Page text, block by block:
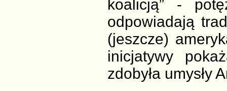
koalicją” -
odpowiadają
(jeszcze)
inicjatywy
zdobyła umysły